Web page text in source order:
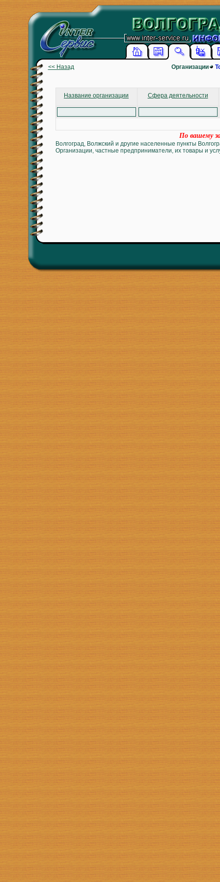
<< Назад Организации
Название организации Сфера деятельности
По вашему
Волгоград, Волжский и другие населенные пункты
Организации, частные предприниматели, их товары и